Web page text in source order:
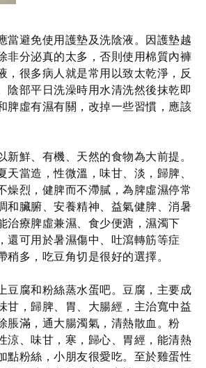
當避免使用護墊及洗陰液。因護墊越
非分泌真的太多，否則使用棉質內褲
，很多病人就是常用以致太乾淨，反
陰部平日洗澡時用水清洗然後抹乾即
脾虛有濕有關，改掉一些習慣，應該
新鮮、有機、天然的食物為大前提。
天當造，性微溫，味甘、淡，歸脾、
燥烈，健脾而不滯膩，為脾虛濕停常
和臟腑、安養精神、益氣健脾、消暑
治療脾虛兼濕、食少便溏，濕濁下
還可用於暑濕傷中、吐瀉轉筋等症
稍多，吃豆角切是很好的選擇。
豆腐和粉絲蒸水蛋吧。豆腐，主要成
甘，歸脾、胃、大腸經，主治寬中益
脹滿，通大腸濁氣，清熱散血。粉
涼、味甘，寒，歸心、胃經，能清熱
點粉絲，小朋友很愛吃。至於雞蛋性